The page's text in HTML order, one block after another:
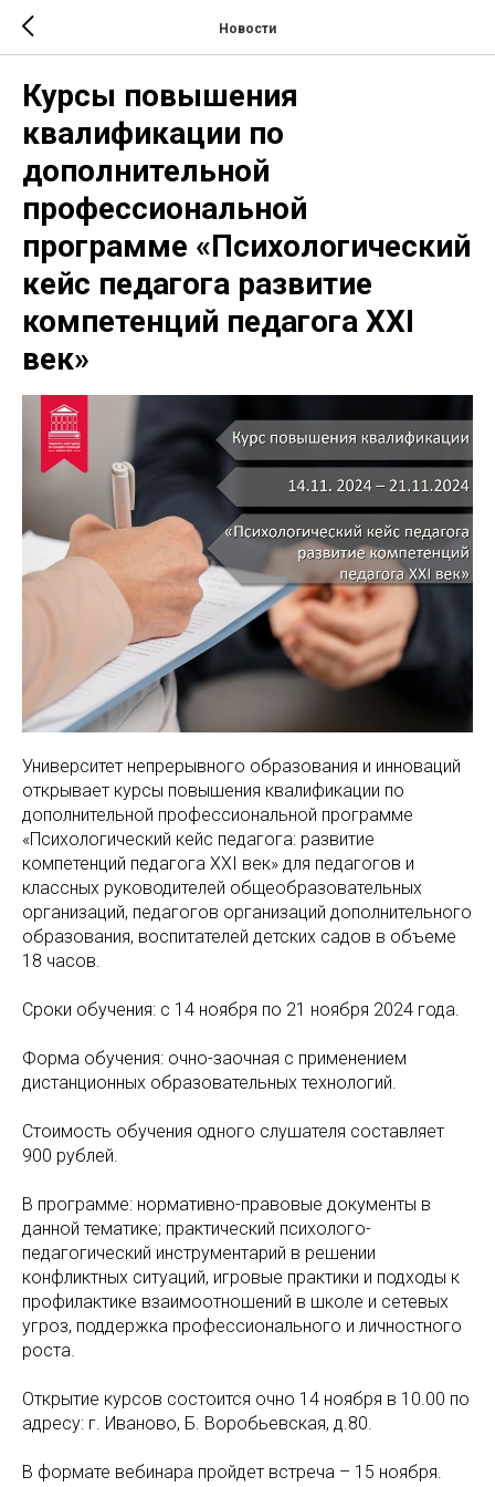
Новости
Курсы повышения
квалификации по
дополнительной
профессиональной
программе «Психологический
кейс педагога развитие
компетенций педагога XXI
век»
Университет непрерывного образования и инноваций
открывает курсы повышения квалификации по
дополнительной профессиональной программе
«Психологический кейс педагога: развитие
компетенций педагога XXI век» для педагогов и
классных руководителей общеобразовательных
организаций, педагогов организаций дополнительного
образования, воспитателей детских садов в объеме
18 часов.
Сроки обучения: с 14 ноября по 21 ноября 2024 года.
Форма обучения: очно-заочная с применением
дистанционных образовательных технологий.
Стоимость обучения одного слушателя составляет
900 рублей.
В программе: нормативно-правовые документы в
данной тематике; практический психолого-
педагогический инструментарий в решении
конфликтных ситуаций, игровые практики и подходы к
профилактике взаимоотношений в школе и сетевых
угроз, поддержка профессионального и личностного
роста.
Открытие курсов состоится очно 14 ноября в 10.00 по
адресу: г. Иваново, Б. Воробьевская, д.80.
В формате вебинара пройдет встреча – 15 ноября.